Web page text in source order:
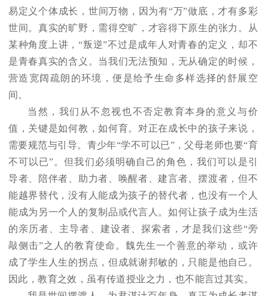
易定义个体成长，世间万物，因为有“万”做底，才有多彩
世间。真实的旷野，需得空旷，才容得下原生的张力。从
某种角度上讲，“叛逆”不过是成年人对青春的定义，却不
是青春真实的含义。当我们无法预知，无从确定的时候，
营造宽阔疏朗的环境，便是给予生命多样选择的舒展空
间。
当然，我们从不忽视也不否定教育本身的意义与价
值，关键是如何教，如何育。对正在成长中的孩子来说，
需要规范与引导。青少年“学不可以已”，父母老师也要“育
不可以已”。但我们必须明确自己的角色，我们可以是引
导者、陪伴者、助力者、唤醒者、建言者、摆渡者，但不
能越界替代，没有人能成为孩子的替代者，也没有一个人
能成为另一个人的复制品或代言人。如何让孩子成为生活
的亲历者、主导者、建设者、探索者，才是我们这些“旁
敲侧击”之人的教育使命。魏先生一个善意的举动，或许
成了学生人生的拐点，但成就谢邦敏的，只能是他自己。
因此，教育之效，虽有传道授业之力，也不能言过其实。